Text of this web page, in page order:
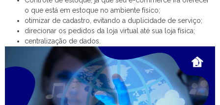
o que está em estoque no ambiente físico;
otimizar de cadastro, evitando a duplicidade de serviço;
direcionar os pedidos da loja virtual até sua loja física;
centralização de dados.